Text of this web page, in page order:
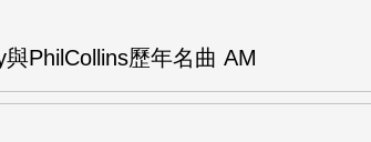
PhilCollins歷年名曲 AM